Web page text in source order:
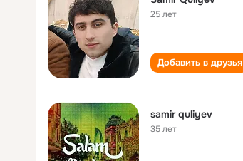
25 лет
Добавить в друзья
samir quliyev
35 лет